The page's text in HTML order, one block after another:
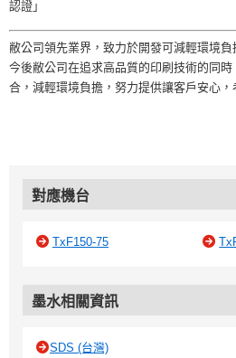
認證」
敝公司領先業界，致力於開發可減輕環境負
今後敝公司在追求高品質的印刷技術的同
合，減輕環境負擔，努力提供讓客戶安心，
對應機台
TxF150-75
墨水相關資訊
SDS (台灣)